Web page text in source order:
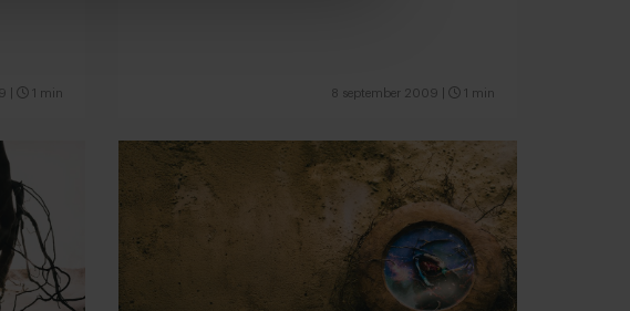
1 min 8 september 2009 1 min